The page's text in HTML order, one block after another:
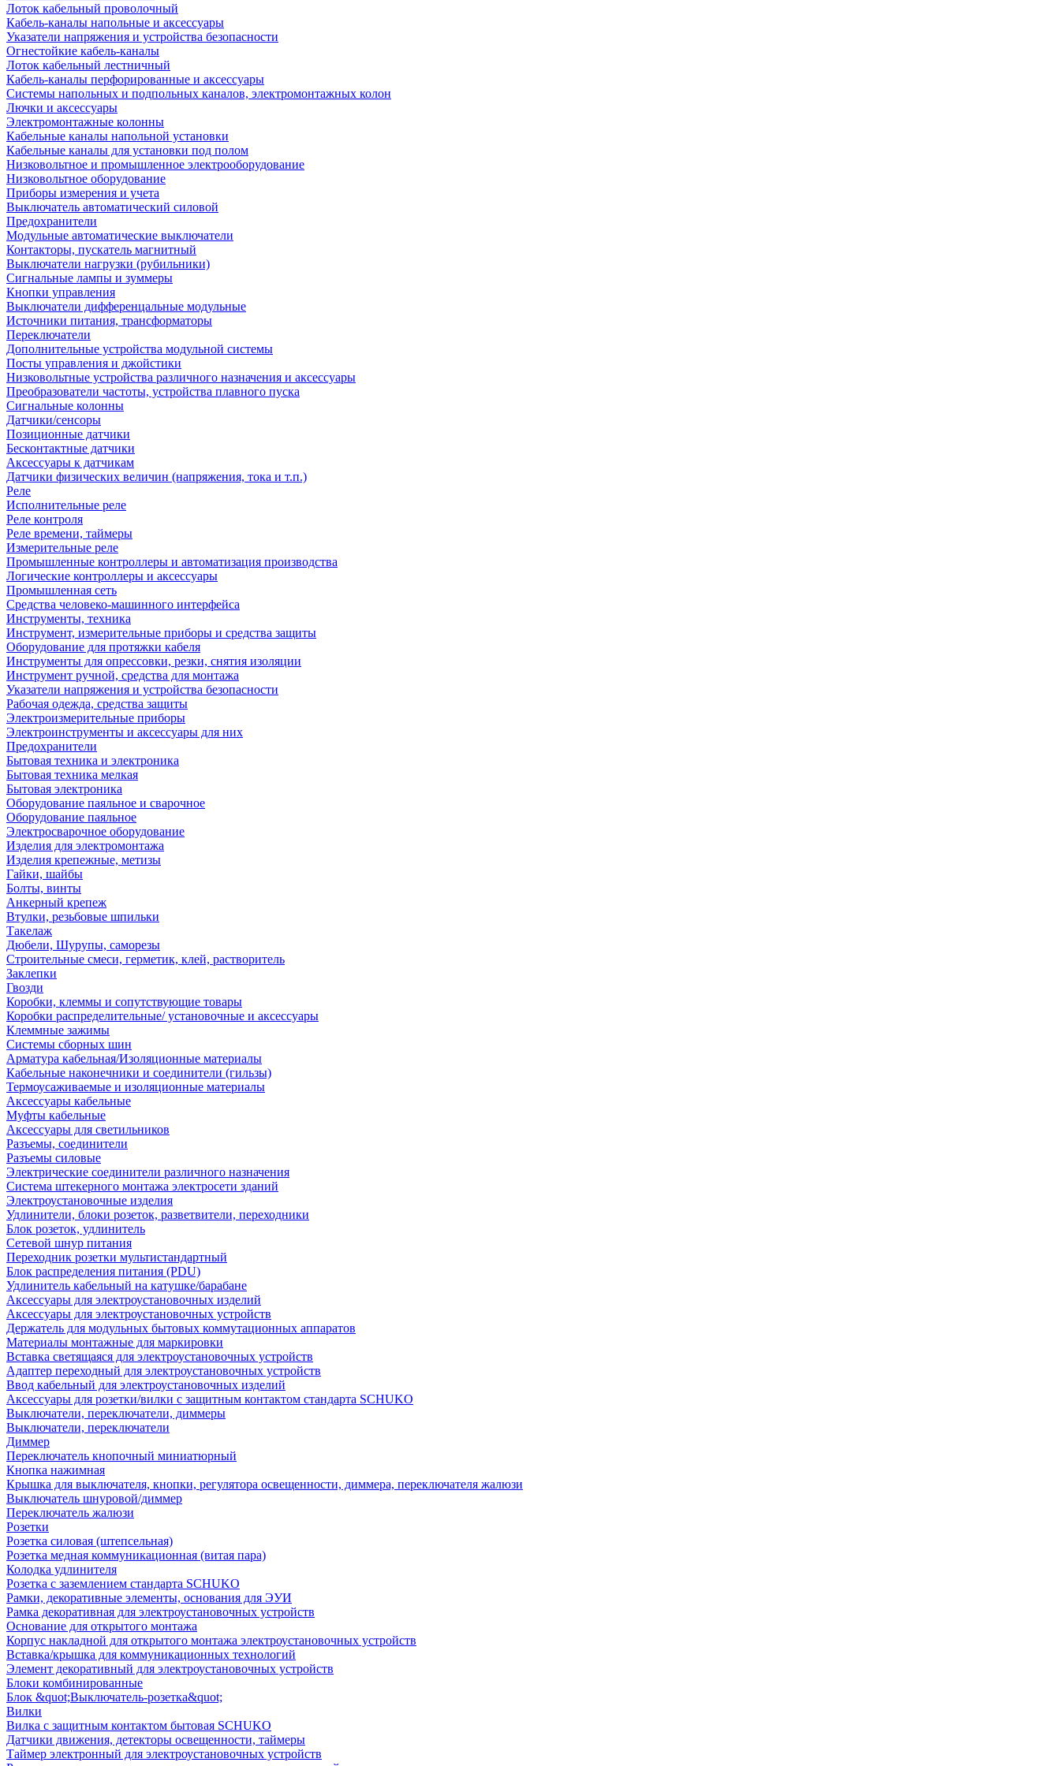
Лоток кабельный проволочный
Кабель-каналы напольные и аксессуары
Указатели напряжения и устройства безопасности
Огнестойкие кабель-каналы
Лоток кабельный лестничный
Кабель-каналы перфорированные и аксессуары
Системы напольных и подпольных каналов, электромонтажных колон
Лючки и аксессуары
Электромонтажные колонны
Кабельные каналы напольной установки
Кабельные каналы для установки под полом
Низковольтное и промышленное электрооборудование
Низковольтное оборудование
Приборы измерения и учета
Выключатель автоматический силовой
Предохранители
Модульные автоматические выключатели
Контакторы, пускатель магнитный
Выключатели нагрузки (рубильники)
Сигнальные лампы и зуммеры
Кнопки управления
Выключатели дифференцальные модульные
Источники питания, трансформаторы
Переключатели
Дополнительные устройства модульной системы
Посты управления и джойстики
Низковольтные устройства различного назначения и аксессуары
Преобразователи частоты, устройства плавного пуска
Сигнальные колонны
Датчики/сенсоры
Позиционные датчики
Бесконтактные датчики
Аксессуары к датчикам
Датчики физических величин (напряжения, тока и т.п.)
Реле
Исполнительные реле
Реле контроля
Реле времени, таймеры
Измерительные реле
Промышленные контроллеры и автоматизация производства
Логические контроллеры и аксессуары
Промышленная сеть
Средства человеко-машинного интерфейса
Инструменты, техника
Инструмент, измерительные приборы и средства защиты
Оборудование для протяжки кабеля
Инструменты для опрессовки, резки, снятия изоляции
Инструмент ручной, средства для монтажа
Указатели напряжения и устройства безопасности
Рабочая одежда, средства защиты
Электроизмерительные приборы
Электроинструменты и аксессуары для них
Предохранители
Бытовая техника и электроника
Бытовая техника мелкая
Бытовая электроника
Оборудование паяльное и сварочное
Оборудование паяльное
Электросварочное оборудование
Изделия для электромонтажа
Изделия крепежные, метизы
Гайки, шайбы
Болты, винты
Анкерный крепеж
Втулки, резьбовые шпильки
Такелаж
Дюбели, Шурупы, саморезы
Строительные смеси, герметик, клей, растворитель
Заклепки
Гвозди
Коробки, клеммы и сопутствующие товары
Коробки распределительные/ установочные и аксессуары
Клеммные зажимы
Системы сборных шин
Арматура кабельная/Изоляционные материалы
Кабельные наконечники и соединители (гильзы)
Термоусаживаемые и изоляционные материалы
Аксессуары кабельные
Муфты кабельные
Аксессуары для светильников
Разъемы, соединители
Разъемы силовые
Электрические соединители различного назначения
Система штекерного монтажа электросети зданий
Электроустановочные изделия
Удлинители, блоки розеток, разветвители, переходники
Блок розеток, удлинитель
Сетевой шнур питания
Переходник розетки мультистандартный
Блок распределения питания (PDU)
Удлинитель кабельный на катушке/барабане
Аксессуары для электроустановочных изделий
Аксессуары для электроустановочных устройств
Держатель для модульных бытовых коммутационных аппаратов
Материалы монтажные для маркировки
Вставка светящаяся для электроустановочных устройств
Адаптер переходный для электроустановочных устройств
Ввод кабельный для электроустановочных изделий
Аксессуары для розетки/вилки с защитным контактом стандарта SCHUKO
Выключатели, переключатели, диммеры
Выключатели, переключатели
Диммер
Переключатель кнопочный миниатюрный
Кнопка нажимная
Крышка для выключателя, кнопки, регулятора освещенности, диммера, переключателя жалюзи
Выключатель шнуровой/диммер
Переключатель жалюзи
Розетки
Розетка силовая (штепсельная)
Розетка медная коммуникационная (витая пара)
Колодка удлинителя
Розетка с заземлением стандарта SCHUKO
Рамки, декоративные элементы, основания для ЭУИ
Рамка декоративная для электроустановочных устройств
Основание для открытого монтажа
Корпус накладной для открытого монтажа электроустановочных устройств
Вставка/крышка для коммуникационных технологий
Элемент декоративный для электроустановочных устройств
Блоки комбинированные
Блок &quot;Выключатель-розетка&quot;
Вилки
Вилка с защитным контактом бытовая SCHUKO
Датчики движения, детекторы освещенности, таймеры
Таймер электронный для электроустановочных устройств